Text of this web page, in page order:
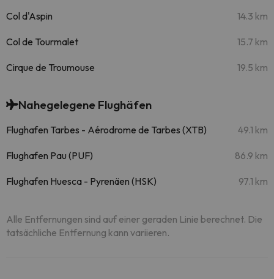
Col d'Aspin 14.3 km
Col de Tourmalet 15.7 km
Cirque de Troumouse 19.5 km
Nahegelegene Flughäfen
Flughafen Tarbes - Aérodrome de Tarbes (XTB) 49.1 km
Flughafen Pau (PUF) 86.9 km
Flughafen Huesca - Pyrenäen (HSK) 97.1 km
Alle Entfernungen sind auf einer geraden Linie berechnet. Die
tatsächliche Entfernung kann variieren.